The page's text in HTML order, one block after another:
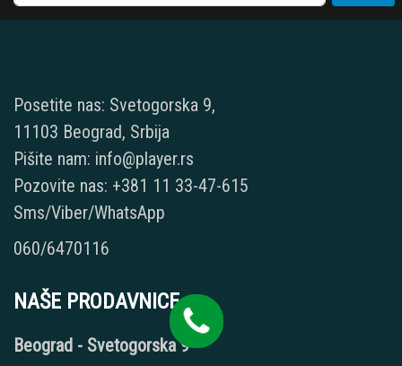
Posetite nas: Svetogorska 9,
11103 Beograd, Srbija
Pišite nam: info@player.rs
Pozovite nas: +381 11 33-47-615
Sms/Viber/WhatsApp
060/6470116
NAŠE PRODAVNICE
Beograd - Svetogorska 9